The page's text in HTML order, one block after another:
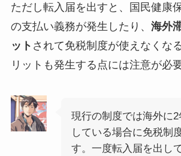
ただし転入届を出すと、国民健康
の支払い義務が発生したり、 海外
ット されて免税制度が使えなくな
リットも発生する点には注意が必要
現行の制度では海外に
している場合に免税制
す。一度転入届を出し